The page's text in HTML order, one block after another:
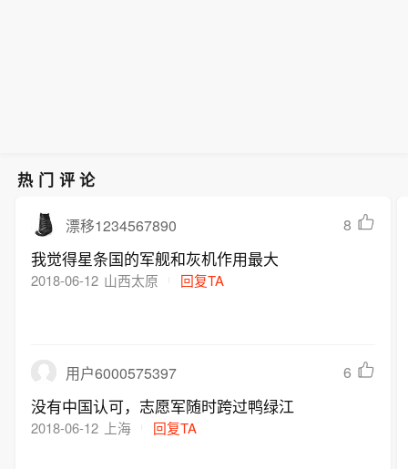
热门评论
漂移1234567890 8
我觉得星条国的军舰和灰机作用最大
2018-06-12 山西太原 回复TA
用户6000575397 6
没有中国认可，志愿军随时跨过鸭绿江
2018-06-12 上海 回复TA